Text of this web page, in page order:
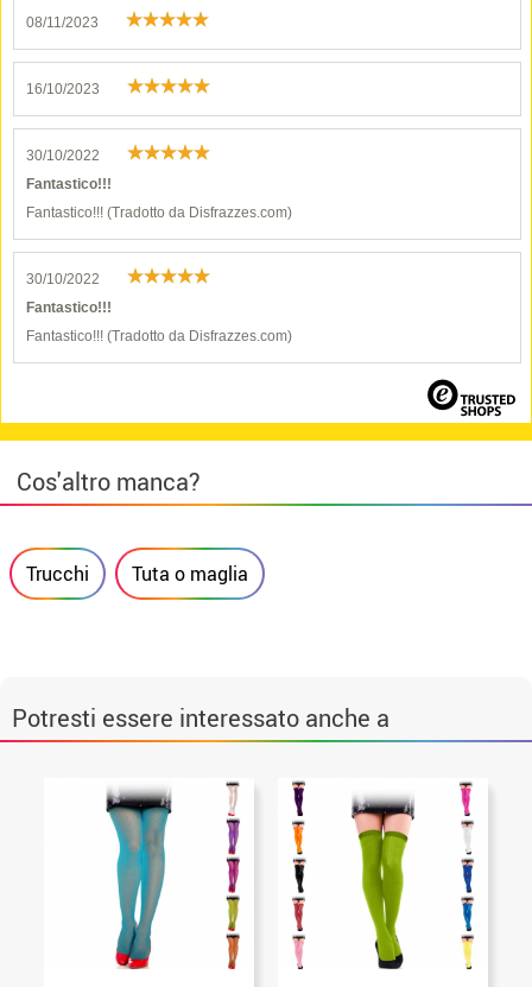
08/11/2023
16/10/2023
30/10/2022
Fantastico!!!
Fantastico!!! (Tradotto da Disfrazzes.com)
30/10/2022
Fantastico!!!
Fantastico!!! (Tradotto da Disfrazzes.com)
Cos'altro manca?
Trucchi Tuta o maglia
Potresti essere interessato anche a